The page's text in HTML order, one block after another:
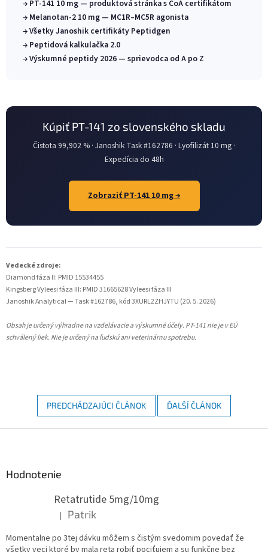
→ PT-141 10 mg — produktová stránka s CoA certifikátom
→ Melanotan-2 10 mg — MC1R–MC5R agonista
→ Všetky Janoshik certifikáty Peptidgen
→ Peptidová kalkulačka 2.0
→ Výskumné peptidy 2026 — sprievodca od A po Z
Kúpiť PT-141 zo slovenského skladu
Čistota 99,902 % · Janoshik Task #162786 · Lyofilizát 10 mg ·
Expedícia do 48h
Zobraziť PT-141 10 mg →
Vedecké zdroje:
Diamond fáza II: PMID 15534455
Kingsberg Vyleesi fáza III: PMID 31665628 Vyleesi fáza III
Janoshik Analytical — Task #162786, kód 3XURL2ZHJYTU (20. 5. 2026)
Obsah je určený výhradne na vzdelávacie a výskumné účely. PT-141 nie je v EÚ
schválený liek. Nie je určený na ľudskú ani veterinárnu spotrebu.
PREDCHÁDZAJÚCI ČLÁNOK ĎALŠÍ ČLÁNOK
Hodnotenie
Retatrutide 5mg/10mg
Hodnotenie produktu je 5 z 5 hviezdičiek.
| Patrik
Momentalne po 3tej dávku môžem s čistým svedomim povedať že
všetky veci ktoré by mala reta robiť pociťujem a su funkčne bez